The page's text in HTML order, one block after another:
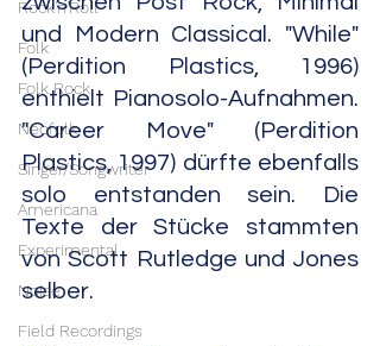
Rock'n'Roll
Folk
Folk Rock
Neofolk
Singer/Songwriter
Americana
Experimental
Noise
Field Recordings
und Modern Classical. "While"
(Perdition Plastics, 1996)
enthielt Pianosolo-Aufnahmen.
"Career Move" (Perdition
Plastics, 1997) dürfte ebenfalls
solo entstanden sein. Die
Texte der Stücke stammten
von Scott Rutledge und Jones
selber.